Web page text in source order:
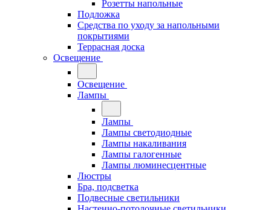
Розетты напольные
Подложка
Средства по уходу за напольными
покрытиями
Террасная доска
Освещение
Освещение
Лампы
Лампы
Лампы светодиодные
Лампы накаливания
Лампы галогенные
Лампы люминесцентные
Люстры
Бра, подсветка
Подвесные светильники